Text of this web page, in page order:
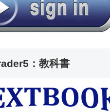
：教科書